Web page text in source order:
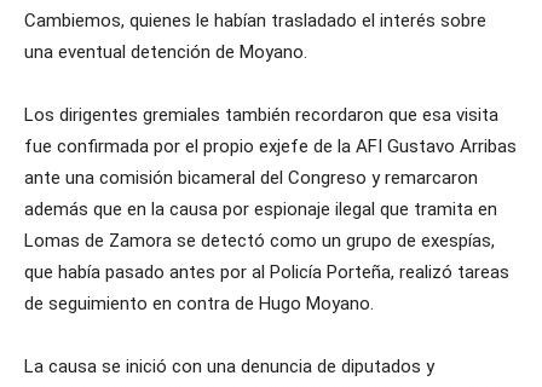
Cambiemos, quienes le habían trasladado el interés sobre
una eventual detención de Moyano.
Los dirigentes gremiales también recordaron que esa visita
fue confirmada por el propio exjefe de la AFI Gustavo Arribas
ante una comisión bicameral del Congreso y remarcaron
además que en la causa por espionaje ilegal que tramita en
Lomas de Zamora se detectó como un grupo de exespías,
que había pasado antes por al Policía Porteña, realizó tareas
de seguimiento en contra de Hugo Moyano.
La causa se inició con una denuncia de diputados y